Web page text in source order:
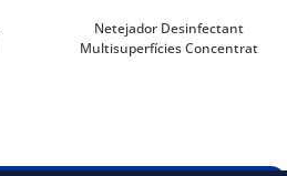
Netejador Desinfectant
Multisuperfícies Concentrat